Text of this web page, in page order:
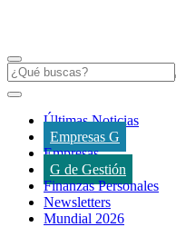
Últimas Noticias
Empresas G
Empresas
G de Gestión
Finanzas Personales
Newsletters
Mundial 2026